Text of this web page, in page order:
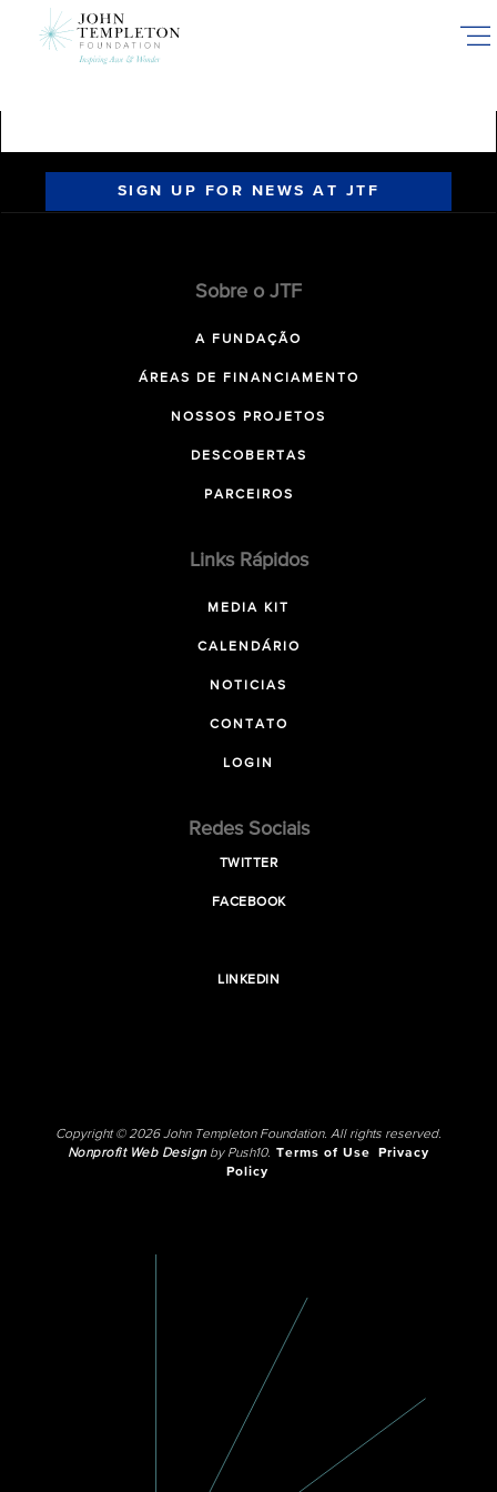
SIGN UP FOR NEWS AT JTF
Sobre o JTF
A FUNDAÇÃO
ÁREAS DE FINANCIAMENTO
NOSSOS PROJETOS
DESCOBERTAS
PARCEIROS
Links Rápidos
MEDIA KIT
CALENDÁRIO
NOTICIAS
CONTATO
LOGIN
Redes Sociais
TWITTER
FACEBOOK
LINKEDIN
Copyright © 2026 John Templeton Foundation. All rights reserved.
Nonprofit Web Designby Push10. Terms of Use
Privacy
Policy